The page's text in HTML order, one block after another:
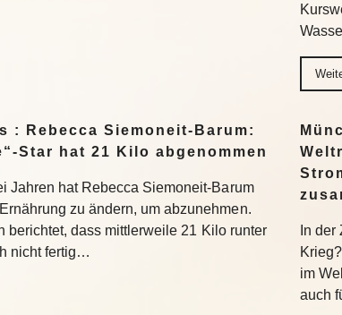
: Rebecca Siemoneit-Barum:
Star hat 21 Kilo abgenommen
Jahren hat Rebecca Siemoneit-Barum
zu ändern, um abzunehmen.
berichtet, dass mittlerweile 21 Kilo runter
nicht fertig…
In
im
auch